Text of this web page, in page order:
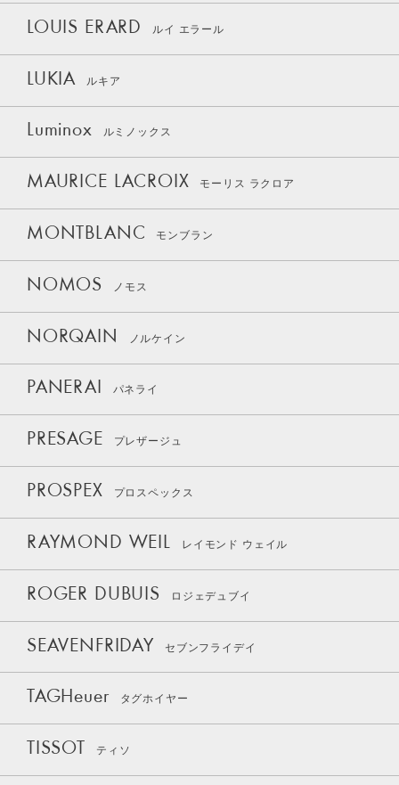
LOUIS ERARD ルイ エラール
LUKIA ルキア
Luminox ルミノックス
MAURICE LACROIX モーリス ラクロア
MONTBLANC モンブラン
NOMOS ノモス
NORQAIN ノルケイン
PANERAI パネライ
PRESAGE プレザージュ
PROSPEX プロスペックス
RAYMOND WEIL レイモンド ウェイル
ROGER DUBUIS ロジェデュブイ
SEAVENFRIDAY セブンフライデイ
TAGHeuer タグホイヤー
TISSOT ティソ